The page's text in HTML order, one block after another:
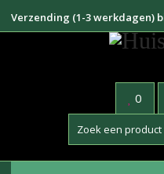
naar
Verzending (1-3 werkdagen)
0